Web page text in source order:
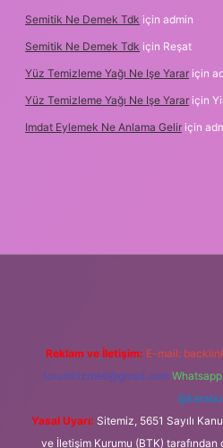
Semitik Ne Demek Tdk için admin
Semitik Ne Demek Tdk için Reşat
Yüz Temizleme Yağı Ne Işe Yarar için
Yüz Temizleme Yağı Ne Işe Yarar için
Imdat Eylemek Ne Anlama Gelir için
Reklam ve İletişim: E-mail:
forumhizmeti@gmail.com
@karabul
Yasal Uyarı: Sitemiz, 5651 Sayılı
ve İletişim Kurumu (BTK) tarafından